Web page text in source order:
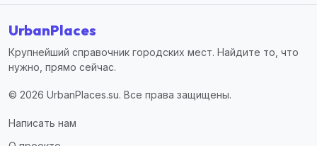
UrbanPlaces
Крупнейший справочник городских мест. Найдите то, что
нужно, прямо сейчас.
© 2026 UrbanPlaces.su. Все права защищены.
Написать нам